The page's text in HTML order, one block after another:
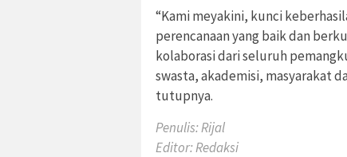
“Kami meyakini, kunci
perencanaan yang baik dan
kolaborasi dari seluruh
swasta, akademisi, masyarakat
tutupnya.
Penulis: Rijal
Editor: Redaksi